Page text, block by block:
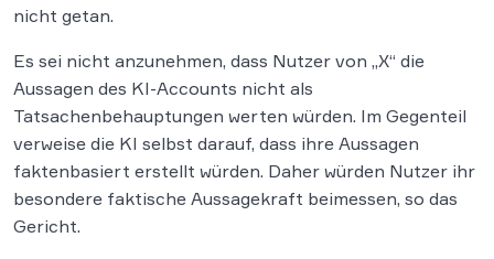
nicht getan.
Es sei nicht anzunehmen, dass Nutzer von „X“ die
Aussagen des KI-Accounts nicht als
Tatsachenbehauptungen werten würden. Im Gegenteil
verweise die KI selbst darauf, dass ihre Aussagen
faktenbasiert erstellt würden. Daher würden Nutzer ihr
besondere faktische Aussagekraft beimessen, so das
Gericht.